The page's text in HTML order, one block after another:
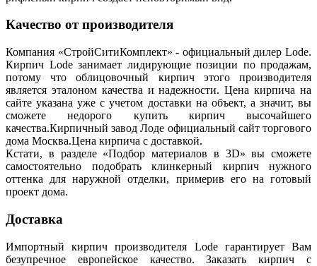
Качество от производителя
Компания «СтройСитиКомплект» - официальный дилер Lode.
Кирпич Lode занимает лидирующие позиции по продажам,
потому что облицовочный кирпич этого производителя
является эталоном качества и надежности. Цена кирпича на
сайте указана уже с учетом доставки на объект, а значит, вы
сможете недорого купить кирпич высочайшего
качества.Кирпичный завод Лоде официальный сайт торгового
дома Москва.Цена кирпича с доставкой.
Кстати, в разделе «Подбор материалов в 3D» вы сможете
самостоятельно подобрать клинкерный кирпич нужного
оттенка для наружной отделки, примерив его на готовый
проект дома.
Доставка
Импортный кирпич производителя Lode гарантирует Вам
безупречное европейское качество. Заказать кирпич с